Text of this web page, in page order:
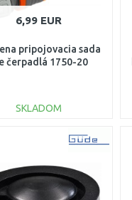
6,99 EUR
pripojovacia sada
čerpadlá 1750-20
SKLADOM
DO KOŠÍKA
Porovnať